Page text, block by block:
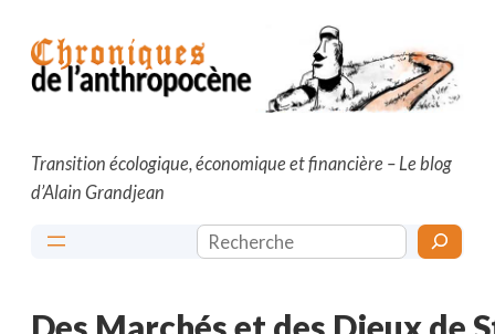
contenu
Transition écologique, économique et financière – Le blog
d’Alain Grandjean
Rechercher